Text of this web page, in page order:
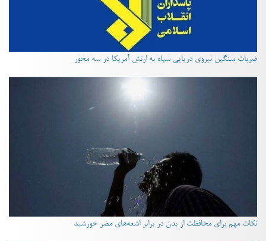
ضربات سنگین نیروی دریایی سپاه به ارتش آمریکا در سه محور
نکات مهم برای محافظت از بدن در برابر اشعه‌های مضر خورشید